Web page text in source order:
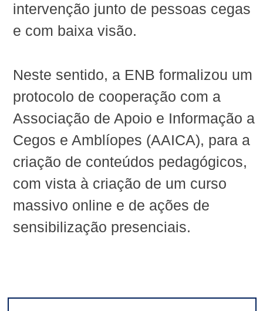
intervenção junto de pessoas cegas
e com baixa visão.
Neste sentido, a ENB formalizou um
protocolo de cooperação com a
Associação de Apoio e Informação a
Cegos e Amblíopes (AAICA), para a
criação de conteúdos pedagógicos,
com vista à criação de um curso
massivo online e de ações de
sensibilização presenciais.